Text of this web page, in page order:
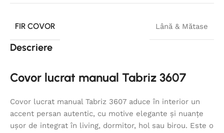
FIR COVOR Lână & Mătase
Descriere
Covor lucrat manual Tabriz 3607
Covor lucrat manual Tabriz 3607 aduce în interior un
accent persan autentic, cu motive elegante și nuanțe
ușor de integrat în living, dormitor, hol sau birou. Este o